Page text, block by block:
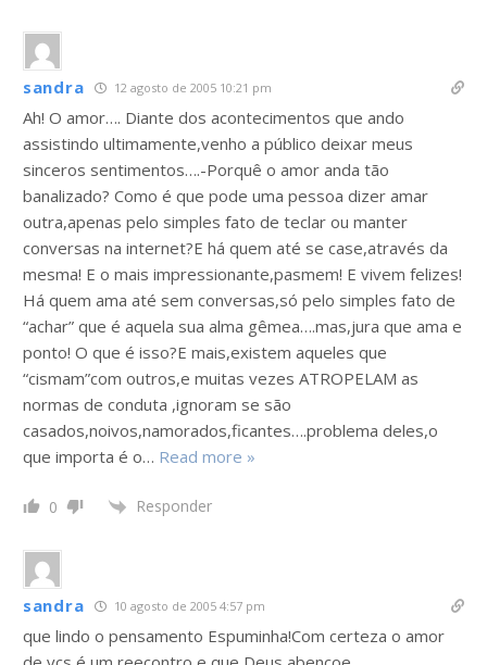
sandra 12 agosto de 2005 10:21 pm
Ah! O amor…. Diante dos acontecimentos que ando
assistindo ultimamente,venho a público deixar meus
sinceros sentimentos….-Porquê o amor anda tão
banalizado? Como é que pode uma pessoa dizer amar
outra,apenas pelo simples fato de teclar ou manter
conversas na internet?E há quem até se case,através da
mesma! E o mais impressionante,pasmem! E vivem felizes!
Há quem ama até sem conversas,só pelo simples fato de
“achar” que é aquela sua alma gêmea….mas,jura que ama e
ponto! O que é isso?E mais,existem aqueles que
“cismam”com outros,e muitas vezes ATROPELAM as
normas de conduta ,ignoram se são
casados,noivos,namorados,ficantes….problema deles,o
que importa é o… Read more »
0 Responder
sandra 10 agosto de 2005 4:57 pm
que lindo o pensamento Espuminha!Com certeza o amor